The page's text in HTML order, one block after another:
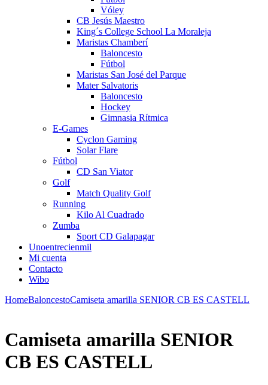
Vóley
CB Jesús Maestro
King´s College School La Moraleja
Maristas Chamberí
Baloncesto
Fútbol
Maristas San José del Parque
Mater Salvatoris
Baloncesto
Hockey
Gimnasia Rítmica
E-Games
Cyclon Gaming
Solar Flare
Fútbol
CD San Viator
Golf
Match Quality Golf
Running
Kilo Al Cuadrado
Zumba
Sport CD Galapagar
Unoentrecienmil
Mi cuenta
Contacto
Wibo
HomeBaloncestoCamiseta amarilla SENIOR CB ES CASTELL
Camiseta amarilla SENIOR
CB ES CASTELL